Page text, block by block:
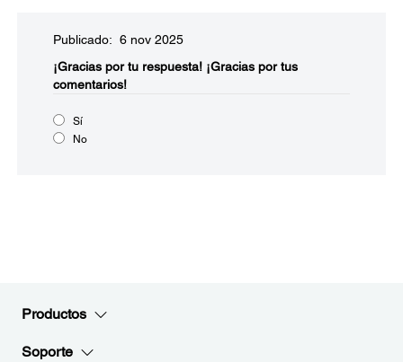
Publicado: 6 nov 2025
¡Gracias por tu respuesta! ¡Gracias por tus
comentarios!
Sí
No
Productos
Soporte